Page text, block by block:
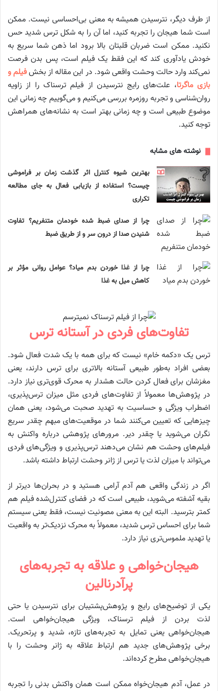
از طرف دیگر، نترسیدن همیشه به معنی بی‌احساسی نیست. ممکن
است شما هیجان را تجربه کنید، اما آن را به شکل ترس شدید حس
نکنید. ممکن است ضربان قلبتان بالا برود اما ذهن شما سریع به
خودش یادآوری کند که این فقط یک فیلم است، پس بدن فرصت
نمی‌کند وارد حالت وحشت واقعی شود. در این مقاله از بخشفیلم و
بازی ماگرتا، علت‌های رایج نترسیدن از فیلم ترسناک را از زاویه
روان‌شناسی و تجربه روزمره بررسی می‌کنیم و می‌گوییم چه زمانی این
موضوع طبیعی است و چه زمانی بهتر است به نشانه‌های همراهش
توجه کنید.
نوشته های مشابه
بهترین شیوه کنترل اثر گذشت زمان بر فراموشی
چیست؟ استفاده از بازیابی فعال به جای مطالعه
تکراری
چرا از صدای ضبط شده خودمان متنفریم؟ تفاوت
شنیدن صدا از درون سر و از طریق ضبط
چرا از غذا خوردن بدم میاد؟ عوامل روانی مؤثر بر
کاهش میل به غذا
تفاوت‌های فردی در آستانه ترس
ترس یک «دکمه خام» نیست که برای همه با یک شدت فعال شود.
بعضی افراد به‌طور طبیعی آستانه بالاتری برای ترس دارند، یعنی
مغزشان برای فعال کردن حالت هشدار به محرک قوی‌تری نیاز دارد.
در پژوهش‌ها معمولاً از تفاوت‌های فردی مثل میزان ترس‌پذیری،
اضطراب ویژگی و حساسیت به تهدید صحبت می‌شود، یعنی همان
چیزهایی که تعیین می‌کنند شما در موقعیت‌های مبهم چقدر سریع
نگران می‌شوید یا چقدر دیر. مرورهای پژوهشی درباره واکنش به
فیلم‌های وحشت هم نشان می‌دهند ترس‌پذیری و ویژگی‌های فردی
می‌تواند با میزان لذت یا ترس از ژانر وحشت ارتباط داشته باشد.
اگر در زندگی واقعی هم آدم آرامی هستید و در بحران‌ها دیرتر از
بقیه آشفته می‌شوید، طبیعی است که در فضای کنترل‌شده فیلم هم
کمتر بترسید. البته این به معنی مصونیت نیست، فقط یعنی سیستم
شما برای احساس ترس شدید، معمولاً به محرک نزدیک‌تر به واقعیت
یا تهدید ملموس‌تری نیاز دارد.
هیجان‌خواهی و علاقه به تجربه‌های
پرآدرنالین
یکی از توضیح‌های رایج و پژوهش‌پشتیبان برای نترسیدن یا حتی
لذت بردن از فیلم ترسناک، ویژگی هیجان‌خواهی است.
هیجان‌خواهی یعنی تمایل به تجربه‌های تازه، شدید و پرتحریک.
برخی پژوهش‌های جدید هم ارتباط علاقه به ژانر وحشت را با
هیجان‌خواهی مطرح کرده‌اند.
در عمل، آدم هیجان‌خواه ممکن است همان واکنش بدنی را تجربه